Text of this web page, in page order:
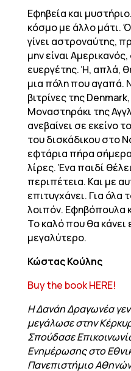
Εφηβεία και
κόσμο με άλλο μάτι.
γίνει αστροναύτης,
μην είναι
ευεργέτης. Ή, απλά,
μια πόλη που αγαπά.
βιτρίνες της
Μοναστηράκι της
ανεβαίνει σε εκείνο
του δισκάδικου στο
εφτάρια πήρα
λίρες. Ένα παιδί
περιπέτεια. Και με
επιτυγχάνει. Για όλα
λοιπόν. Εφηβόπουλα
Το καλό που θα κάνει
μεγαλύτερο.
Κώστας Κούλης
Buy the book HERE!
Η Δανάη Δραγωνέα
μεγάλωσε στην
Σπούδασε
Ενημέρωσης στο
Πανεπιστήμιο